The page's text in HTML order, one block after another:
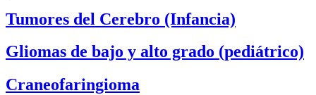
Tumores del Cerebro (Infancia)
Gliomas de bajo y alto grado (pediátrico)
Craneofaringioma